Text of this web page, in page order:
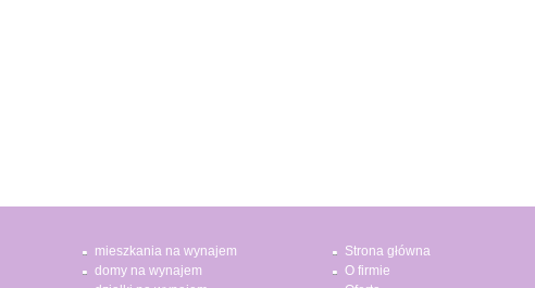
mieszkania na wynajem
domy na wynajem
Strona główna
O firmie